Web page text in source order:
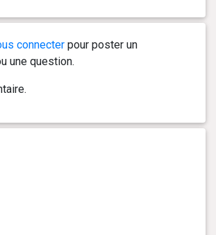
connecter pour poster un
une question.